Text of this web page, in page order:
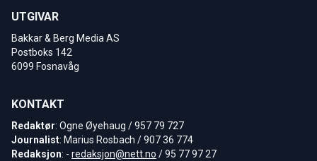
UTGIVAR
Bakkar & Berg Media AS
Postboks 142
6099 Fosnavåg
KONTAKT
Redaktør: Ogne Øyehaug / 957 79 727
Journalist: Marius Rosbach / 907 36 774
Redaksjon: - redaksjon@nett.no / 95 77 97 27